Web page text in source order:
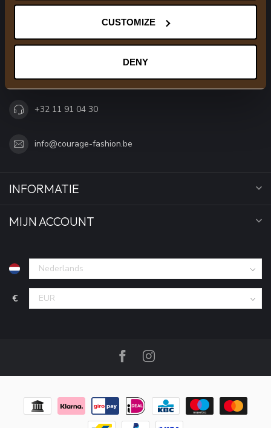
CUSTOMIZE
DENY
COURAGE
Trendy modieuze kleding voor moeder & dochter
België
+32 11 91 04 30
info@courage-fashion.be
INFORMATIE
MIJN ACCOUNT
€